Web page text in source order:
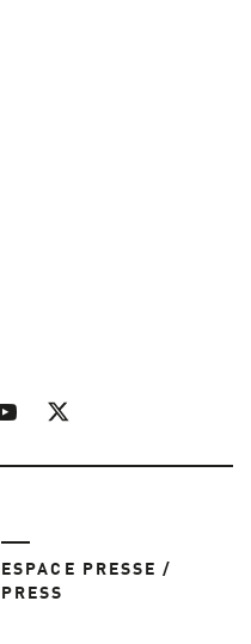
ESPACE PRESSE /
PRESS